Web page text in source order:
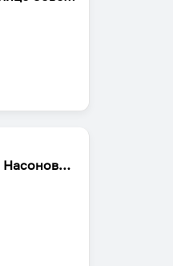
Апартаменты на улице Академика Насоновой 9А